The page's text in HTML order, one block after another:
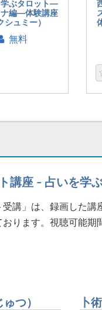
ぶタロット―
ナ編―体験講座
シュミー）
無料
講座 - 占いを学
受講」は、録画した
ります。視聴可能期
つ） 卜